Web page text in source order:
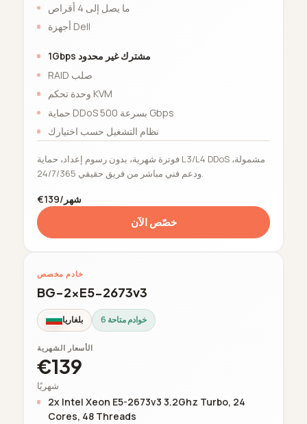
ما يصل إلى 4 أقراص
أجهزة Dell
1Gbps مشترك غير محدود
RAID صلب
وحدة تحكم KVM
حماية DDoS بسرعة 500 Gbps
نظام التشغيل حسب اختيارك
فوترة شهرية، بدون رسوم إعداد، حماية L3/L4 DDoS مشمولة،
ودعم فني مباشر من فريق حقيقي 24/7/365.
€139/شهر
خصّص الآن
خادم مخصص
BG-2xE5-2673v3
بلغاريا 6 خوادم متاحة
الأسعار الشهرية
€139
شهريًا
2x Intel Xeon E5-2673v3 3.2Ghz Turbo, 24
Cores, 48 Threads